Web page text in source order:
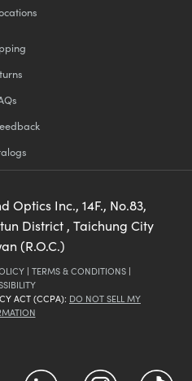
Optics Inc., 14F., No.83,
District , Taichung City
(R.O.C.)
| TERMS & CONDITIONS |
ACT (CCPA): DO NOT SELL MY